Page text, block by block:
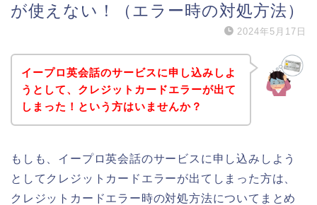
が使えない！（エラー時の対処方法）
2024年5月17日
イープロ英会話のサービスに申し込みしよ
うとして、クレジットカードエラーが出て
しまった！という方はいませんか？
もしも、イープロ英会話のサービスに申し込みしよう
としてクレジットカードエラーが出てしまった方は、
クレジットカードエラー時の対処方法についてまとめ